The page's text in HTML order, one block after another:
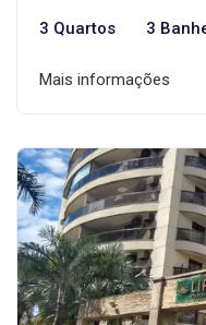
3 Quartos 3
Mais informações